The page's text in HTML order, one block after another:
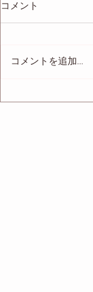
コメント
コメントを追加…